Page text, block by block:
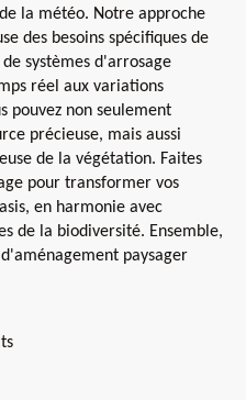
la météo. Notre approche
des besoins spécifiques de
systèmes d'arrosage
réel aux variations
pouvez non seulement
précieuse, mais aussi
de la végétation. Faites
pour transformer vos
en harmonie avec
de la biodiversité. Ensemble,
paysager